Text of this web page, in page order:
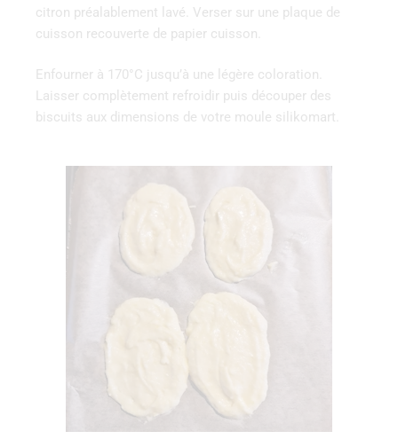
citron préalablement lavé. Verser sur une plaque de
cuisson recouverte de papier cuisson.
Enfourner à 170°C jusqu’à une légère coloration.
Laisser complètement refroidir puis découper des
biscuits aux dimensions de votre moule silikomart.